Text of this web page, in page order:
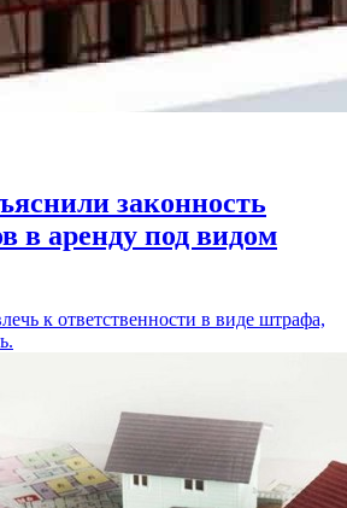
законность
в аренду под видом
к ответственности в виде штрафа,